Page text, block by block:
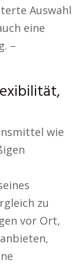
Auswahl
eine
–
wie
zu
vor Ort,